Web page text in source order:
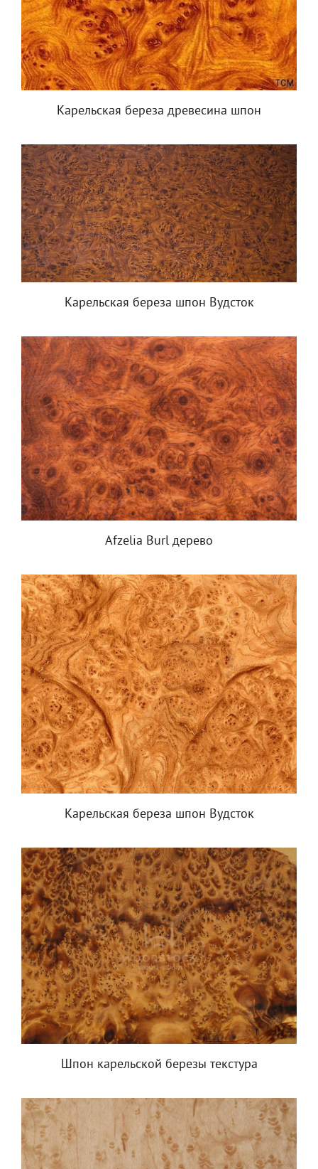
Карельская береза древесина шпон
Карельская береза шпон Вудсток
Afzelia Burl дерево
Карельская береза шпон Вудсток
Шпон карельской березы текстура